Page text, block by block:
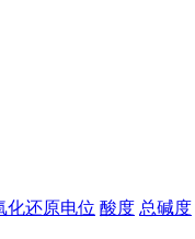
化还原电位 酸度 总碱度